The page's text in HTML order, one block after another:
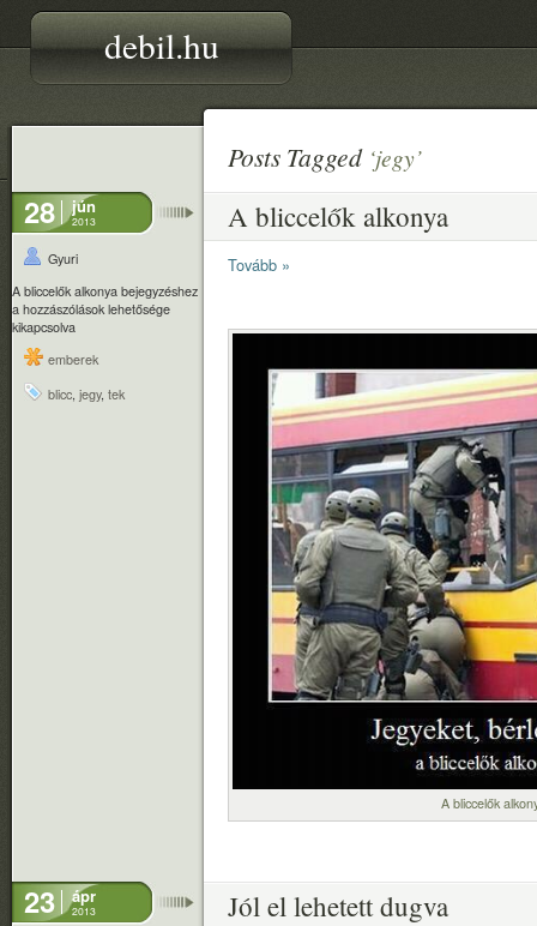
debil.hu
Posts Tagged ‘jegy’
28 jún
2013
Gyuri
A bliccelők alkonya bejegyzéshez
a hozzászólások lehetősége
kikapcsolva
emberek
blicc, jegy, tek
A bliccelők alkonya
Tovább »
A bliccelők
23 ápr
2013 Jól el lehetett dugva